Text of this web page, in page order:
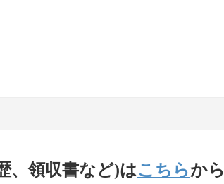
、領収書など)はこちらから